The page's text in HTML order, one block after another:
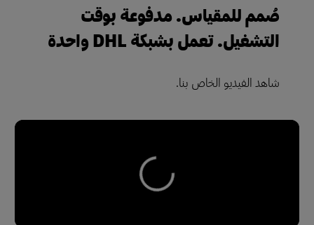
صُمم للمقياس. مدفوعة بوقت
التشغيل. تعمل بشبكة DHL واحدة
شاهد الفيديو الخاص بنا.